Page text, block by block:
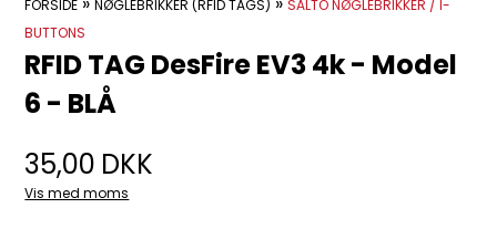
FORSIDE NØGLEBRIKKER (RFID TAGS)
SALTO NØGLEBRIKKER / I-
BUTTONS
RFID TAG DesFire EV3 4k - Model
6 - BLÅ
35,00 DKK
Vis med moms